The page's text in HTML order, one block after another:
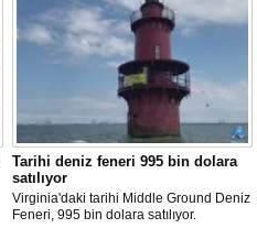
Tarihi deniz feneri 995 bin dolara
satılıyor
Virginia'daki tarihi Middle Ground Deniz
Feneri, 995 bin dolara satılıyor.